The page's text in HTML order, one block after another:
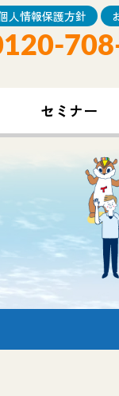
人情報保護方針
セミナー